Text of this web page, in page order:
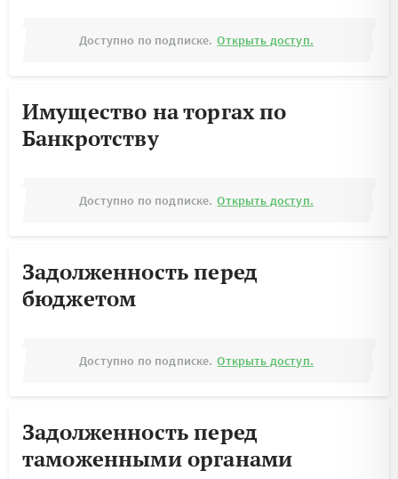
Доступно по подписке. Открыть доступ.
Имущество на торгах по
Банкротству
Доступно по подписке. Открыть доступ.
Задолженность перед
бюджетом
Доступно по подписке. Открыть доступ.
Задолженность перед
таможенными органами